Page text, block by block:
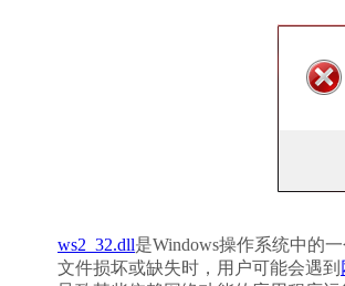
ws2_32.dll是Windows操作系统中的
文件损坏或缺失时，用户可能会遇到